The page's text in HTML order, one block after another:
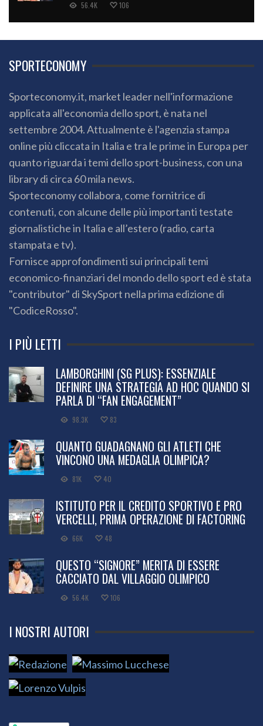
56.4K 106
SPORTECONOMY
Sporteconomy.it, market leader nell'informazione
applicata all'economia dello sport, è nata nel
settembre 2004. Attualmente è l'agenzia stampa
online più cliccata in Italia e tra le prime in Europa per
quanto riguarda i temi dello sport-business, con una
library di circa 60 mila news.
Sporteconomy collabora, come fornitrice di
contenuti, con alcune delle più importanti testate
giornalistiche in Italia e all’estero (radio, carta
stampata e tv).
Fornisce approfondimenti sui principali temi
economico-finanziari del mondo dello sport ed è stata
"contributor" di SkySport nella prima edizione di
"CodiceRosso".
I PIÙ LETTI
LAMBORGHINI (SG PLUS): ESSENZIALE
DEFINIRE UNA STRATEGIA AD HOC QUANDO SI
PARLA DI “FAN ENGAGEMENT”
98.3K 83
QUANTO GUADAGNANO GLI ATLETI CHE
VINCONO UNA MEDAGLIA OLIMPICA?
81K 40
ISTITUTO PER IL CREDITO SPORTIVO E PRO
VERCELLI, PRIMA OPERAZIONE DI FACTORING
66K 48
QUESTO “SIGNORE” MERITA DI ESSERE
CACCIATO DAL VILLAGGIO OLIMPICO
56.4K 106
I NOSTRI AUTORI